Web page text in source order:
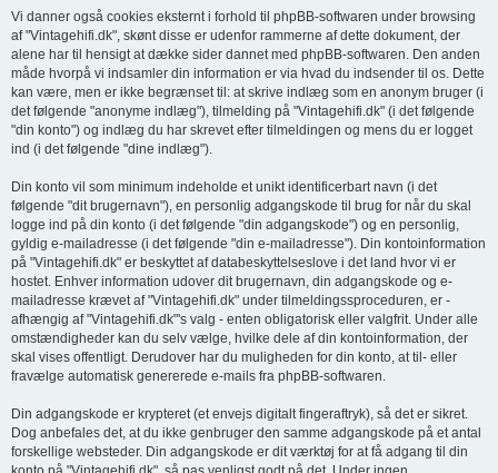
Vi danner også cookies eksternt i forhold til phpBB-softwaren under browsing
af "Vintagehifi.dk", skønt disse er udenfor rammerne af dette dokument, der
alene har til hensigt at dække sider dannet med phpBB-softwaren. Den anden
måde hvorpå vi indsamler din information er via hvad du indsender til os. Dette
kan være, men er ikke begrænset til: at skrive indlæg som en anonym bruger (i
det følgende "anonyme indlæg"), tilmelding på "Vintagehifi.dk" (i det følgende
"din konto") og indlæg du har skrevet efter tilmeldingen og mens du er logget
ind (i det følgende "dine indlæg").
Din konto vil som minimum indeholde et unikt identificerbart navn (i det
følgende "dit brugernavn"), en personlig adgangskode til brug for når du skal
logge ind på din konto (i det følgende "din adgangskode") og en personlig,
gyldig e-mailadresse (i det følgende "din e-mailadresse"). Din kontoinformation
på "Vintagehifi.dk" er beskyttet af databeskyttelseslove i det land hvor vi er
hostet. Enhver information udover dit brugernavn, din adgangskode og e-
mailadresse krævet af "Vintagehifi.dk" under tilmeldingssproceduren, er -
afhængig af "Vintagehifi.dk"'s valg - enten obligatorisk eller valgfrit. Under alle
omstændigheder kan du selv vælge, hvilke dele af din kontoinformation, der
skal vises offentligt. Derudover har du muligheden for din konto, at til- eller
fravælge automatisk genererede e-mails fra phpBB-softwaren.
Din adgangskode er krypteret (et envejs digitalt fingeraftryk), så det er sikret.
Dog anbefales det, at du ikke genbruger den samme adgangskode på et antal
forskellige websteder. Din adgangskode er dit værktøj for at få adgang til din